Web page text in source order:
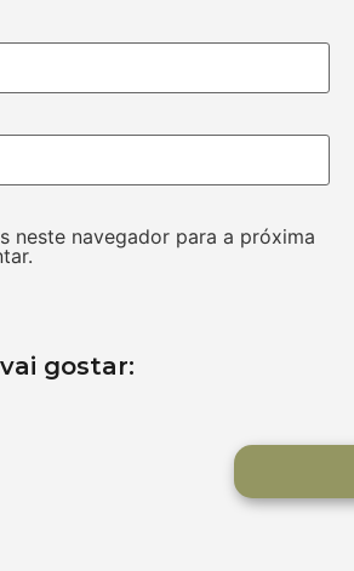
neste navegador para a próxima
gostar: